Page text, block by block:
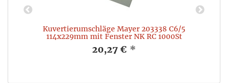
Kuvertierumschläge Mayer 203338 C6/5
114x229mm mit Fenster NK RC 1000St
20,27 € *